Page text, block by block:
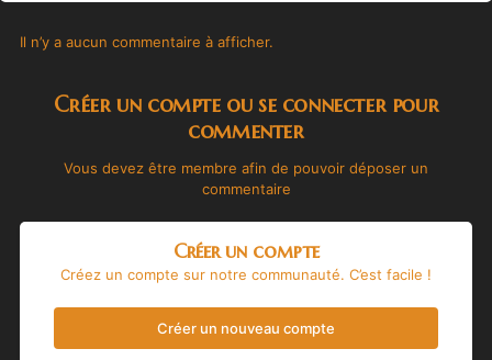
Il n’y a aucun commentaire à afficher.
Créer un compte ou se connecter pour
commenter
Vous devez être membre afin de pouvoir déposer un
commentaire
Créer un compte
Créez un compte sur notre communauté. C’est facile !
Créer un nouveau compte